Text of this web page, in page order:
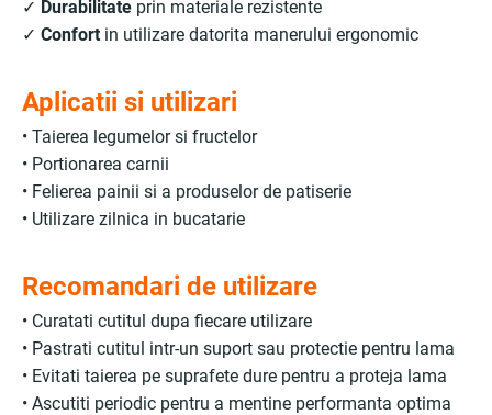
✓ Durabilitate prin materiale rezistente
✓ Confort in utilizare datorita manerului ergonomic
Aplicatii si utilizari
• Taierea legumelor si fructelor
• Portionarea carnii
• Felierea painii si a produselor de patiserie
• Utilizare zilnica in bucatarie
Recomandari de utilizare
• Curatati cutitul dupa fiecare utilizare
• Pastrati cutitul intr-un suport sau protectie pentru lama
• Evitati taierea pe suprafete dure pentru a proteja lama
• Ascutiti periodic pentru a mentine performanta optima